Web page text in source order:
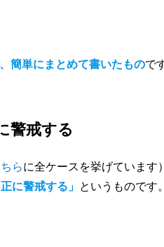
簡単にまとめて書いたもので
警戒する
らに全ケースを挙げています
に警戒する」 というものです。